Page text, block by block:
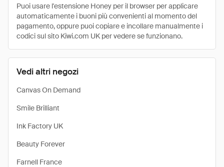
Vedi altri negozi
Canvas On Demand
Smile Brilliant
Ink Factory UK
Beauty Forever
Farnell France
Puoi usare l'estensione Honey per il browser per applicare
automaticamente i buoni più convenienti al momento del
pagamento, oppure puoi copiare e incollare manualmente i
codici sul sito Kiwi.com UK per vedere se funzionano.